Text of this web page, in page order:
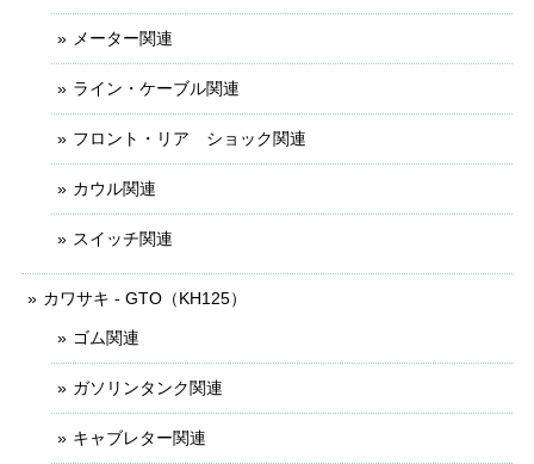
メーター関連
ライン・ケーブル関連
フロント・リア ショック関連
カウル関連
スイッチ関連
カワサキ - GTO（KH125）
ゴム関連
ガソリンタンク関連
キャブレター関連